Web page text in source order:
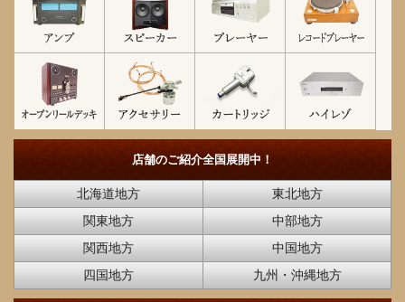
店舗のご紹介全国展開中！
北海道地方
東北地方
関東地方
中部地方
関西地方
中国地方
四国地方
九州・沖縄地方